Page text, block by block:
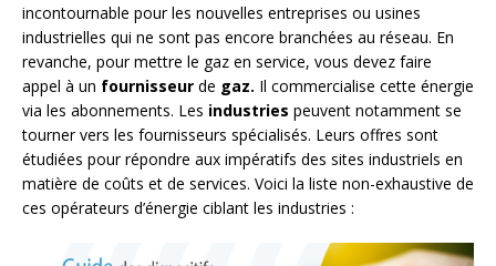
incontournable pour les nouvelles entreprises ou usines
industrielles qui ne sont pas encore branchées au réseau. En
revanche, pour mettre le gaz en service, vous devez faire
appel à un fournisseur de gaz. Il commercialise cette énergie
via les abonnements. Les industries peuvent notamment se
tourner vers les fournisseurs spécialisés. Leurs offres sont
étudiées pour répondre aux impératifs des sites industriels en
matière de coûts et de services. Voici la liste non-exhaustive de
ces opérateurs d’énergie ciblant les industries :